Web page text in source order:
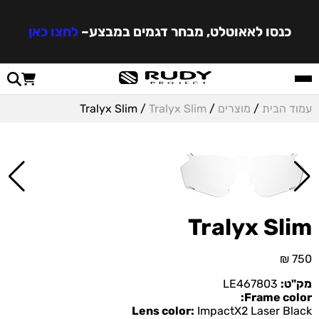
כנסו לאאוטלט, מבחר דגמים במבצע–לחצו כאן
עמוד הבית / מוצרים /
Tralyx Slim
/ Tralyx Slim
Tralyx Slim
₪ 750
מק"ט:
Frame color:
Lens color: ImpactX2 Laser Black